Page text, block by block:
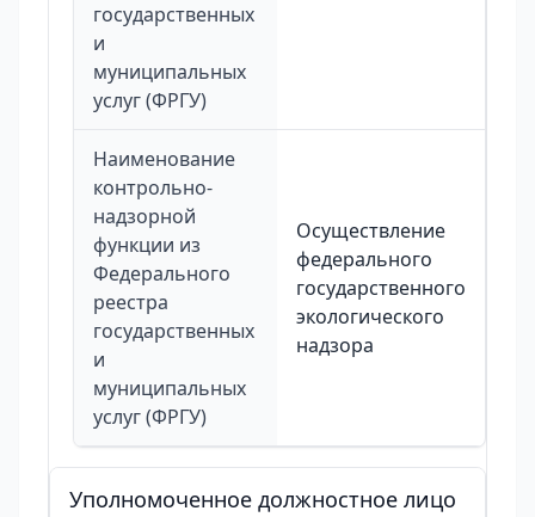
государственных
и
муниципальных
услуг (ФРГУ)
Наименование
контрольно-
надзорной
функции из
Федерального
реестра
государственных
и
муниципальных
услуг (ФРГУ)
Осуществление
федерального
государственного
экологического
надзора
Уполномоченное должностное лицо